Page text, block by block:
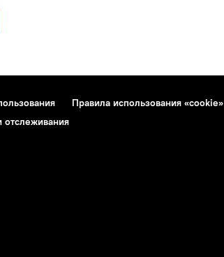
Правила использования «cookie»
отслеживания